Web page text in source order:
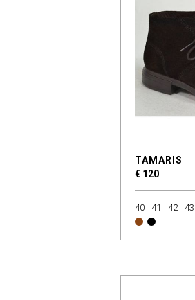
TAMARIS
€ 120
40 41 42 43